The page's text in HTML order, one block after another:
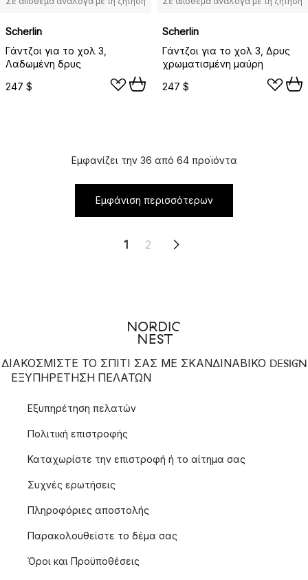
Scherlin
Γάντζοι για το χολ 3,
Λαδωμένη δρυς
247 $
Scherlin
Γάντζοι για το χολ 3, Δρυς
χρωματισμένη μαύρη
247 $
Εμφανίζει την 36 από 64 προϊόντα
Εμφάνιση περισσότερων
1 2
ΔΙΑΚΟΣΜΙΣΤΕ ΤΟ ΣΠΙΤΙ ΣΑΣ ΜΕ ΣΚΑΝΔΙΝΑΒΙΚΟ DESIGN
ΕΞΥΠΗΡΈΤΗΣΗ ΠΕΛΑΤΏΝ
Εξυπηρέτηση πελατών
Πολιτική επιστροφής
Καταχωρίστε την επιστροφή ή το αίτημα σας
Συχνές ερωτήσεις
Πληροφόριες αποστολής
Παρακολουθείστε το δέμα σας
Όροι και Προϋποθέσεις